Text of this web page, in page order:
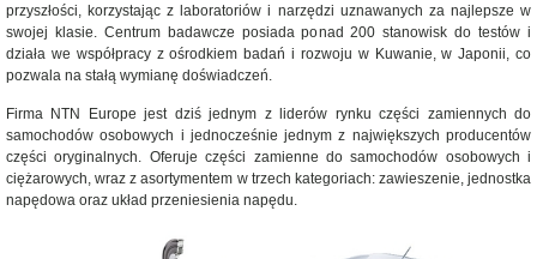
przyszłości, korzystając z laboratoriów i narzędzi uznawanych za najlepsze w
swojej klasie. Centrum badawcze posiada ponad 200 stanowisk do testów i
działa we współpracy z ośrodkiem badań i rozwoju w Kuwanie, w Japonii, co
pozwala na stałą wymianę doświadczeń.
Firma NTN Europe jest dziś jednym z liderów rynku części zamiennych do
samochodów osobowych i jednocześnie jednym z największych producentów
części oryginalnych. Oferuje części zamienne do samochodów osobowych i
ciężarowych, wraz z asortymentem w trzech kategoriach: zawieszenie, jednostka
napędowa oraz układ przeniesienia napędu.